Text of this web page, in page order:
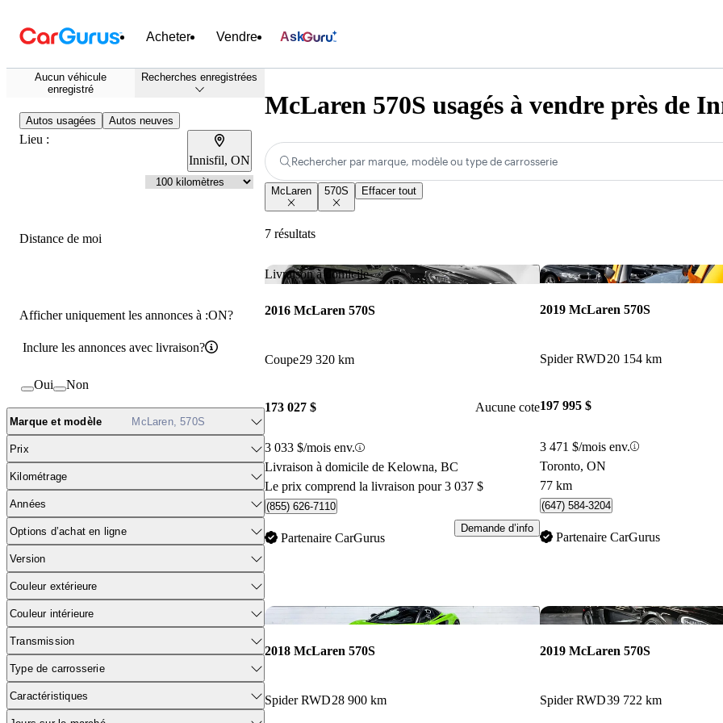
Acheter Vendre Ask
Aucun véhicule
enregistré
Recherches enregistrées
Autos usagées Autos neuves
Lieu :
Innisfil, ON
Distance de moi
Afficher uniquement les annonces à :ON?
Inclure les annonces avec livraison?
Oui Non
Marque et modèle McLaren, 570S
Prix
Kilométrage
Années
Options d’achat en ligne
Version
Couleur extérieure
Couleur intérieure
Transmission
Type de carrosserie
Caractéristiques
McLaren 570S usagés à vendre près de
Rechercher par marque, modèle ou type de carrosserie
McLaren 570S Effacer tout
7 résultats
Livraison à domicile Enregistrer cette annonce
2016 McLaren 570S
Coupe29 320 km
173 027 $ Aucune cote
3 033 $/mois env.
Livraison à domicile de Kelowna, BC
Le prix comprend la livraison pour 3 037 $
(855) 626-7110
Partenaire CarGurus
Demande d’info
2019 McLaren 570S
Spider RWD20 154 km
197 995 $
3 471 $/mois env.
Toronto, ON
77 km
(647) 584-3204
Partenaire CarGurus
Enregistrer cette annonce
2018 McLaren 570S
Spider RWD28 900 km
2019 McLaren 570S
Spider RWD39 722 km